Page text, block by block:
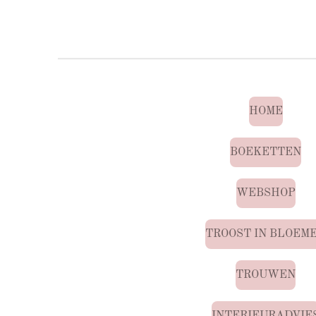
HOME
BOEKETTEN
WEBSHOP
TROOST IN
TROUWEN